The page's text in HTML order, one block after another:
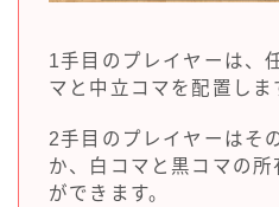
1手目のプレイヤーは、
マと中立コマを配置しま
2手目のプレイヤーはそ
か、白コマと黒コマの
ができます。